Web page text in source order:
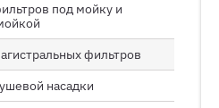
под мойку и
фильтров
насадки